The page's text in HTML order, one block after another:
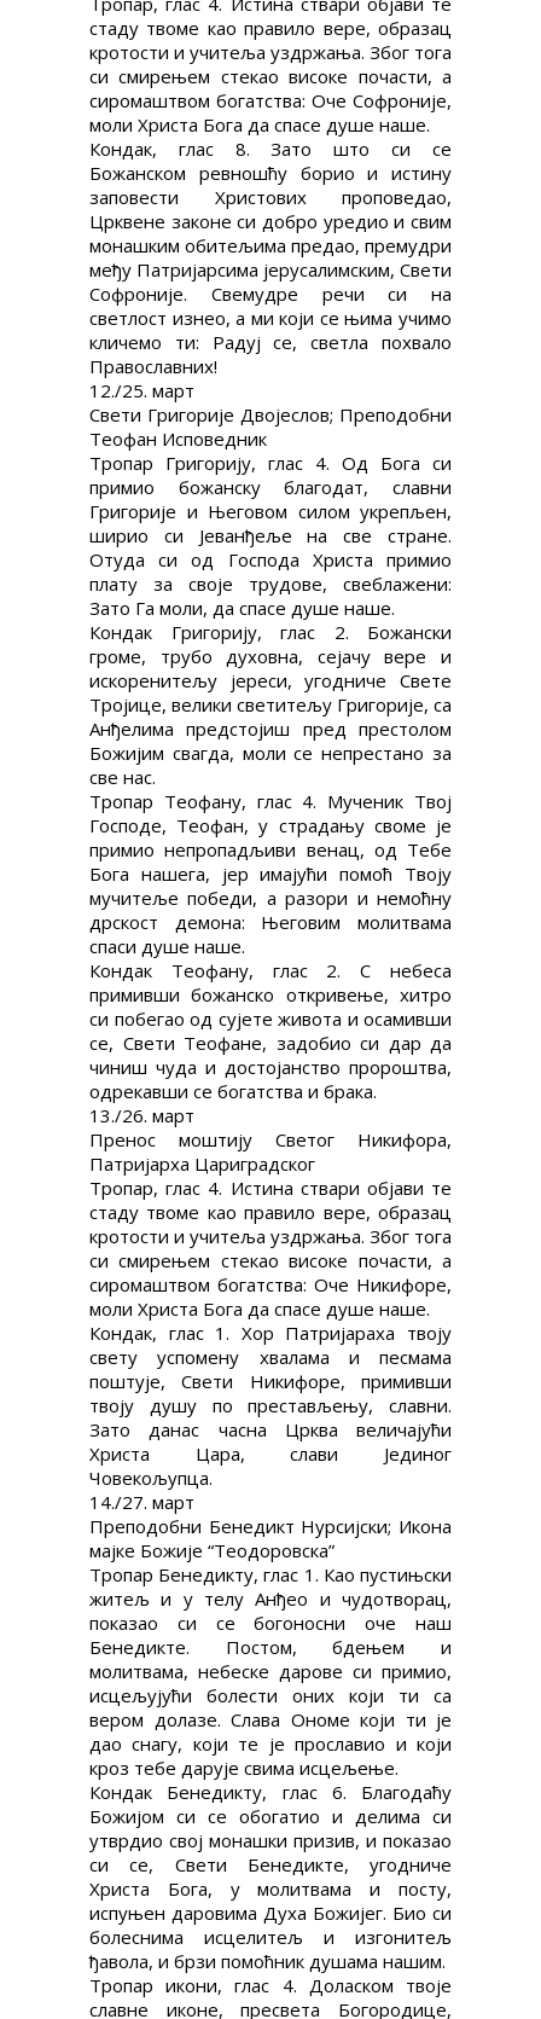
стаду твоме као правило вере, образац
кротости и учитеља уздржања. Због тога
си смирењем стекао високе почасти, а
сиромаштвом богатства: Оче Софроније,
моли Христа Бога да спасе душе наше.
Кондак, глас 8. Зато што си се
Божанском ревношћу борио и истину
заповести Христових проповедао,
Црквене законе си добро уредио и свим
монашким обитељима предао, премудри
међу Патријарсима jерусалимским, Свети
Софроније. Свемудре речи си на
светлост изнео, а ми који се њима учимо
кличемо ти: Радуј се, светла похвало
Православних!
12./25. март
Свети Григорије Двојеслов; Преподобни
Теофан Исповедник
Тропар Григорију, глас 4. Од Бога си
примио божанску благодат, славни
Григорије и Његовом силом укрепљен,
ширио си Јеванђеље на све стране.
Отуда си од Господа Христа примио
плату за своје трудове, свеблажени:
Зато Га моли, да спасе душе наше.
Кондак Григорију, глас 2. Божански
громе, трубо духовна, сејачу вере и
искоренитељу јереси, угодниче Свете
Тројице, велики светитељу Григорије, са
Анђелима предстојиш пред престолом
Божијим свагда, моли се непрестано за
све нас.
Тропар Теофану, глас 4. Мученик Твој
Господе, Теофан, у страдању своме је
примио непропадљиви венац, од Тебе
Бога нашега, јер имајући помоћ Твоју
мучитеље победи, а разори и немоћну
дрскост демона: Његовим молитвама
спаси душе наше.
Кондак Теофану, глас 2. С небеса
примивши божанско откривење, хитро
си побегао од сујете живота и осамивши
се, Свети Теофане, задобио си дар да
чиниш чуда и достојанство пророштва,
одрекавши се богатства и брака.
13./26. март
Пренос моштију Светог Никифора,
Патријарха Цариградског
Тропар, глас 4. Истина ствари објави те
стаду твоме као правило вере, образац
кротости и учитеља уздржања. Због тога
си смирењем стекао високе почасти, а
сиромаштвом богатства: Оче Никифоре,
моли Христа Бога да спасе душе наше.
Кондак, глас 1. Хор Патријараха твоју
свету успомену хвалама и песмама
поштује, Свети Никифоре, примивши
твоју душу по престављењу, славни.
Зато данас часна Црква величајући
Христа Цара, слави Јединог
Човекољупца.
14./27. март
Преподобни Бенедикт Нурсијски; Икона
мајке Божије “Теодоровска”
Тропар Бенедикту, глас 1. Као пустињски
житељ и у телу Анђео и чудотворац,
показао си се богоносни оче наш
Бенедикте. Постом, бдењем и
молитвама, небеске дарове си примио,
исцељујући болести оних који ти са
вером долазе. Слава Ономе који ти је
дао снагу, који те је прославио и који
кроз тебе дарује свима исцељење.
Кондак Бенедикту, глас 6. Благодаћу
Божијом си се обогатио и делима си
утврдио свој монашки призив, и показао
си се, Свети Бенедикте, угодниче
Христа Бога, у молитвама и посту,
испуњен даровима Духа Божијег. Био си
болеснима исцелитељ и изгонитељ
ђавола, и брзи помоћник душама нашим.
Тропар икони, глас 4. Доласком твоје
славне иконе, пресвета Богородице,